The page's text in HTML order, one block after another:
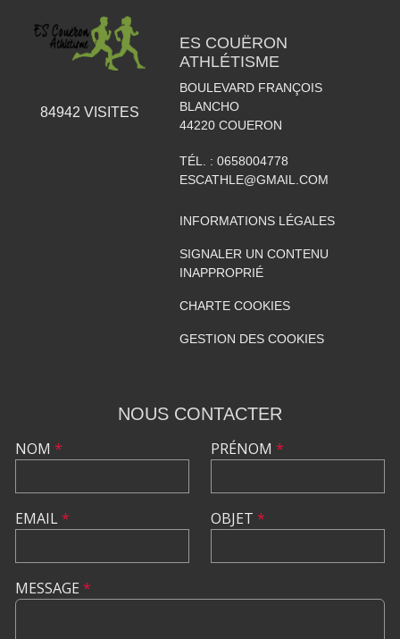
84942 VISITES
ES COUËRON
ATHLÉTISME
BOULEVARD FRANÇOIS
BLANCHO
44220 COUERON
TÉL. : 0658004778
ESCATHLE@GMAIL.COM
INFORMATIONS LÉGALES
SIGNALER UN CONTENU
INAPPROPRIÉ
CHARTE COOKIES
GESTION DES COOKIES
NOUS CONTACTER
NOM *
EMAIL*
PRÉNOM *
OBJET *
MESSAGE *